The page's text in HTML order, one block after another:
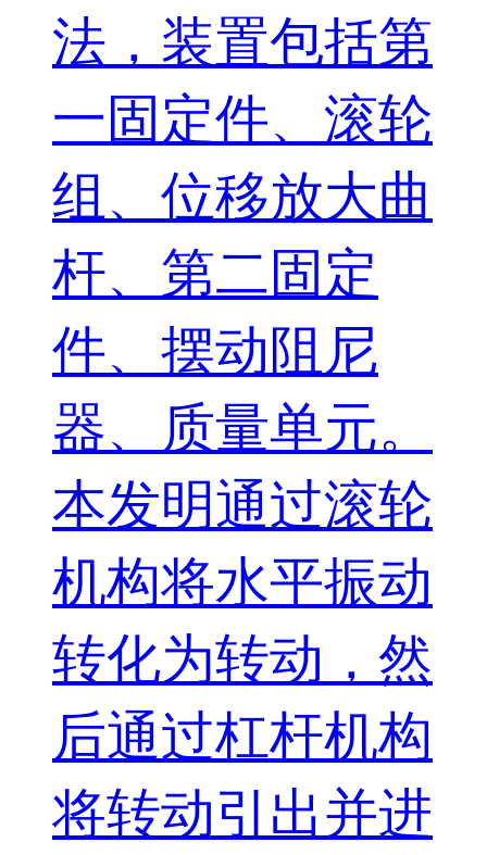
法，装置包括第
一固定件、滚轮
组、位移放大曲
杆、第二固定
件、摆动阻尼
器、质量单元。
本发明通过滚轮
机构将水平振动
转化为转动，然
后通过杠杆机构
将转动引出并进